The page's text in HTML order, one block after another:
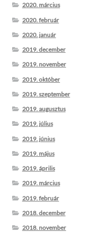
2020. március
2020. február
2020. január
2019. december
2019. november
2019. október
2019. szeptember
2019. augusztus
2019. július
2019. június
2019. május
2019. április
2019. március
2019. február
2018. december
2018. november